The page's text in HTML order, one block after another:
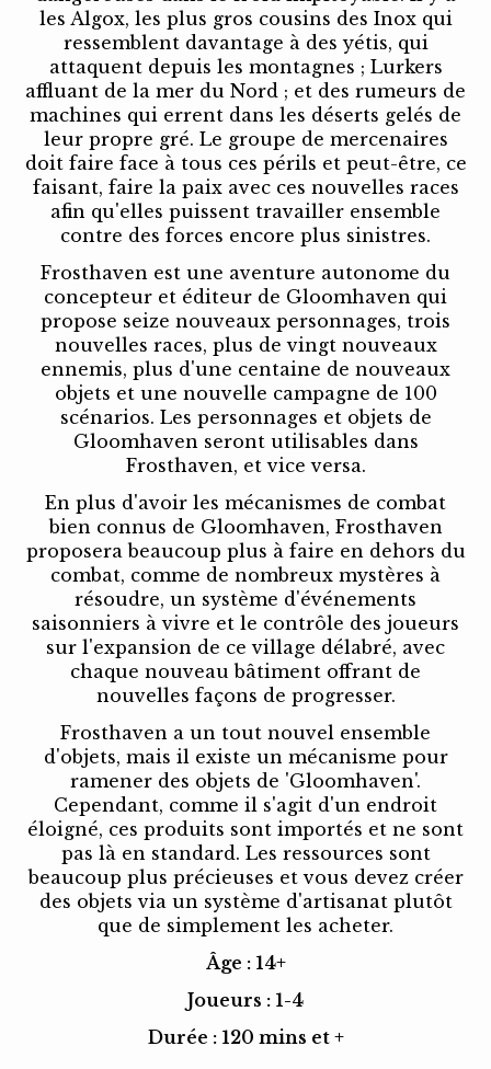
les Algox, les plus gros cousins ​​des Inox qui
ressemblent davantage à des yétis, qui
attaquent depuis les montagnes ; Lurkers
affluant de la mer du Nord ; et des rumeurs de
machines qui errent dans les déserts gelés de
leur propre gré. Le groupe de mercenaires
doit faire face à tous ces périls et peut-être, ce
faisant, faire la paix avec ces nouvelles races
afin qu'elles puissent travailler ensemble
contre des forces encore plus sinistres.
Frosthaven est une aventure autonome du
concepteur et éditeur de Gloomhaven qui
propose seize nouveaux personnages, trois
nouvelles races, plus de vingt nouveaux
ennemis, plus d'une centaine de nouveaux
objets et une nouvelle campagne de 100
scénarios. Les personnages et objets de
Gloomhaven seront utilisables dans
Frosthaven, et vice versa.
En plus d'avoir les mécanismes de combat
bien connus de Gloomhaven, Frosthaven
proposera beaucoup plus à faire en dehors du
combat, comme de nombreux mystères à
résoudre, un système d'événements
saisonniers à vivre et le contrôle des joueurs
sur l'expansion de ce village délabré, avec
chaque nouveau bâtiment offrant de
nouvelles façons de progresser.
Frosthaven a un tout nouvel ensemble
d'objets, mais il existe un mécanisme pour
ramener des objets de 'Gloomhaven'.
Cependant, comme il s'agit d'un endroit
éloigné, ces produits sont importés et ne sont
pas là en standard. Les ressources sont
beaucoup plus précieuses et vous devez créer
des objets via un système d'artisanat plutôt
que de simplement les acheter.
Âge : 14+
Joueurs : 1-4
Durée : 120 mins et +